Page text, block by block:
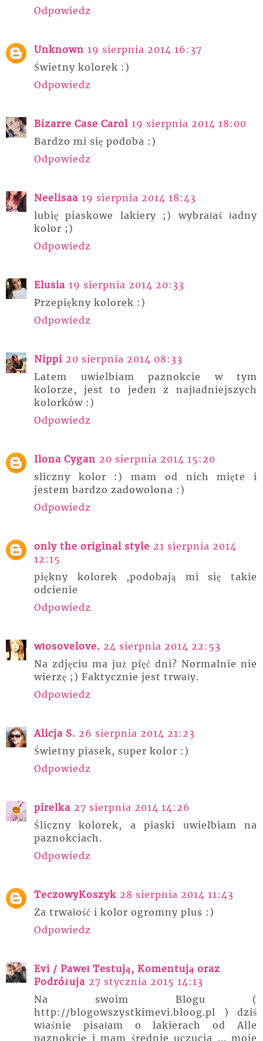
Odpowiedz
Unknown 19 sierpnia 2014 16:37
Świetny kolorek :)
Odpowiedz
Bizarre Case Carol 19 sierpnia 2014 18:00
Bardzo mi się podoba :)
Odpowiedz
Neelisaa 19 sierpnia 2014 18:43
lubię piaskowe lakiery ;) wybrałaś ładny
kolor ;)
Odpowiedz
Elusia 19 sierpnia 2014 20:33
Przepiękny kolorek :)
Odpowiedz
Nippi 20 sierpnia 2014 08:33
Latem uwielbiam paznokcie w tym
kolorze, jest to jeden z najładniejszych
kolorków :)
Odpowiedz
Ilona Cygan 20 sierpnia 2014 15:20
sliczny kolor :) mam od nich mięte i
jestem bardzo zadowolona :)
Odpowiedz
only the original style 21 sierpnia 2014
12:15
piękny kolorek ,podobają mi się takie
odcienie
Odpowiedz
włosovelove. 24 sierpnia 2014 22:53
Na zdjęciu ma już pięć dni? Normalnie nie
wierzę ;) Faktycznie jest trwały.
Odpowiedz
Alicja S. 26 sierpnia 2014 21:23
Świetny piasek, super kolor :)
Odpowiedz
pirelka 27 sierpnia 2014 14:26
Śliczny kolorek, a piaski uwielbiam na
paznokciach.
Odpowiedz
TeczowyKoszyk 28 sierpnia 2014 11:43
Za trwałość i kolor ogromny plus :)
Odpowiedz
Evi / Paweł Testują, Komentują oraz
Podróżuja 27 stycznia 2015 14:13
Na swoim Blogu (
http://blogowszystkimevi.bloog.pl ) dziś
właśnie pisałam o lakierach od Alle
paznokcie i mam średnie uczucia ... moje